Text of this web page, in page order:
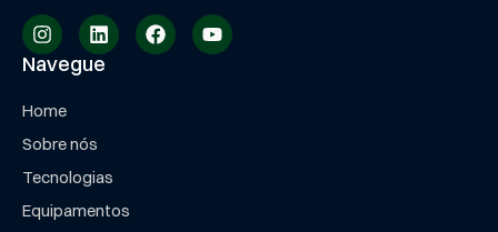
Navegue
Home
Sobre nós
Tecnologias
Equipamentos